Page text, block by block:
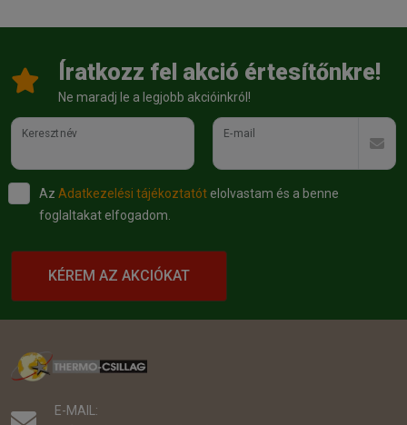
Íratkozz fel akció értesítőnkre!
Ne maradj le a legjobb akcióinkról!
Keresztnév E-mail
Az Adatkezelési tájékoztatót elolvastam és a benne
foglaltakat elfogadom.
KÉREM AZ AKCIÓKAT
E-MAIL: